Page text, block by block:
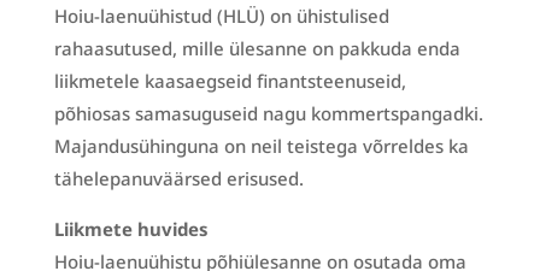
Hoiu-laenuühistud (HLÜ) on ühistulised
rahaasutused, mille ülesanne on pakkuda enda
liikmetele kaasaegseid finantsteenuseid,
põhiosas samasuguseid nagu kommertspangadki.
Majandusühinguna on neil teistega võrreldes ka
tähelepanuväärsed erisused.
Liikmete huvides
Hoiu-laenuühistu põhiülesanne on osutada oma